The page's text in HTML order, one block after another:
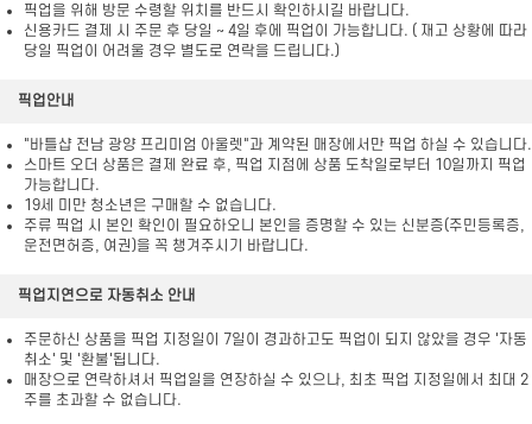
픽업을 위해 방문 수령할 위치를 반드시 확인하시길 바랍니다.
신용카드 결제 시 주문 후 당일 ~ 4일 후에 픽업이 가능합니다. ( 재고 상황에 따라
당일 픽업이 어려울 경우 별도로 연락을 드립니다.)
픽업안내
"바틀샵 전남 광양 프리미엄 아울렛"과 계약된 매장에서만 픽업 하실 수 있습니다.
스마트 오더 상품은 결제 완료 후, 픽업 지점에 상품 도착일로부터 10일까지 픽업
가능합니다.
19세 미만 청소년은 구매할 수 없습니다.
주류 픽업 시 본인 확인이 필요하오니 본인을 증명할 수 있는 신분증(주민등록증,
운전면허증, 여권)을 꼭 챙겨주시기 바랍니다.
픽업지연으로 자동취소 안내
주문하신 상품을 픽업 지정일이 7일이 경과하고도 픽업이 되지 않았을 경우 '자동
취소' 및 '환불'됩니다.
매장으로 연락하셔서 픽업일을 연장하실 수 있으나, 최초 픽업 지정일에서 최대 2
주를 초과할 수 없습니다.